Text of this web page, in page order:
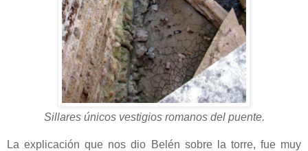
Sillares únicos vestigios romanos del puente.
La explicación que nos dio Belén sobre la torre, fue muy